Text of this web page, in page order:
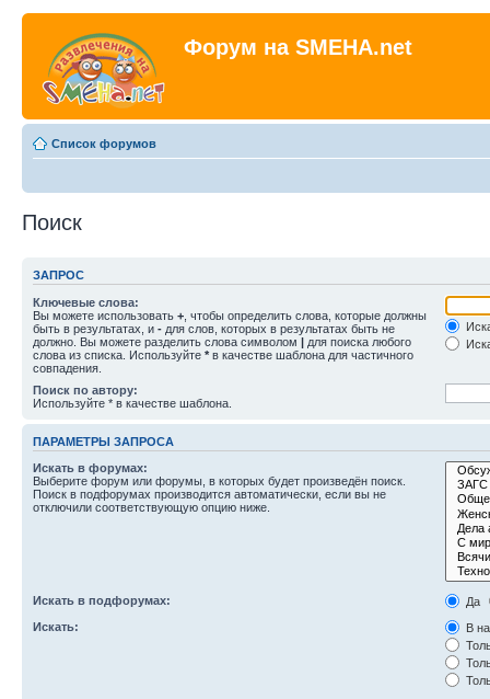
Форум на SMEHA.net
Список форумов
Поиск
ЗАПРОС
Ключевые слова:
Вы можете использовать + , чтобы определить слова, которые должны
быть в результатах, и - для слов, которых в результатах быть не
должно. Вы можете разделить слова символом | для поиска любого
слова из списка. Используйте * в качестве шаблона для частичного
совпадения.
Поиск по автору:
Используйте * в качестве шаблона.
ПАРАМЕТРЫ ЗАПРОСА
Искать в форумах:
Выберите форум или форумы, в которых будет произведён поиск.
Поиск в подфорумах производится автоматически, если вы не
отключили соответствующую опцию ниже.
Искать в подфорумах:
Да
Искать:
В